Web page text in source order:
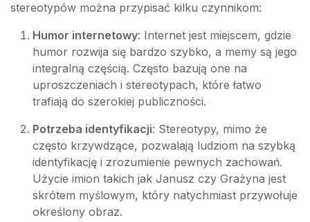
stereotypów można przypisać kilku czynnikom:
Humor internetowy: Internet jest miejscem, gdzie
humor rozwija się bardzo szybko, a memy są jego
integralną częścią. Często bazują one na
uproszczeniach i stereotypach, które łatwo
trafiają do szerokiej publiczności.
Potrzeba identyfikacji: Stereotypy, mimo że
często krzywdzące, pozwalają ludziom na szybką
identyfikację i zrozumienie pewnych zachowań.
Użycie imion takich jak Janusz czy Grażyna jest
skrótem myślowym, który natychmiast przywołuje
określony obraz.